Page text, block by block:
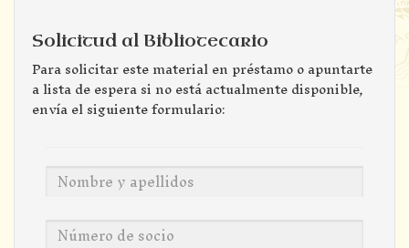
Solicitud al Bibliotecario
Para solicitar este material en préstamo o apuntarte
a lista de espera si no está actualmente disponible,
envía el siguiente formulario: